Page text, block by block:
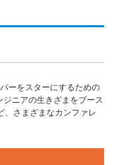
ーをスターにするための
ニアの生きざまをブース
、さまざまなカンファレ